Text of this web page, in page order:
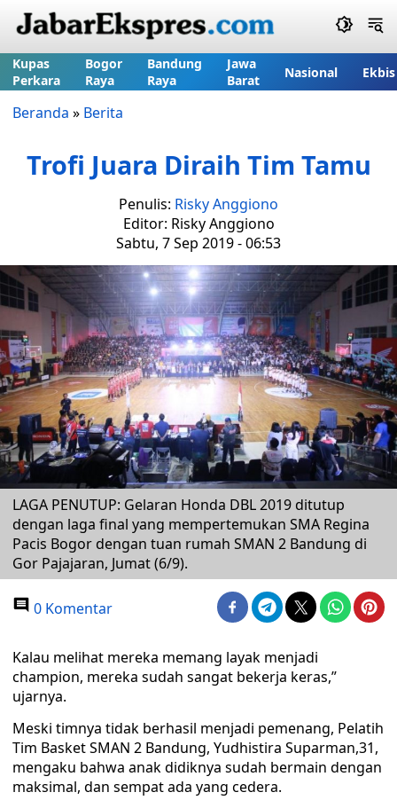
Kupas
Perkara
Bogor
Raya
Bandung
Raya
Jawa
Barat
Nasional Ekbis
Beranda » Berita
Trofi Juara Diraih Tim Tamu
Penulis: Risky Anggiono
Editor: Risky Anggiono
Sabtu, 7 Sep 2019 - 06:53
LAGA PENUTUP: Gelaran Honda DBL 2019 ditutup
dengan laga final yang mempertemukan SMA Regina
Pacis Bogor dengan tuan rumah SMAN 2 Bandung di
Gor Pajajaran, Jumat (6/9).
0 Komentar
Kalau melihat mereka memang layak menjadi
champion, mereka sudah sangat bekerja keras,”
ujarnya.
Meski timnya tidak berhasil menjadi pemenang, Pelatih
Tim Basket SMAN 2 Bandung, Yudhistira Suparman,31,
mengaku bahwa anak didiknya sudah bermain dengan
maksimal, dan sempat ada yang cedera.